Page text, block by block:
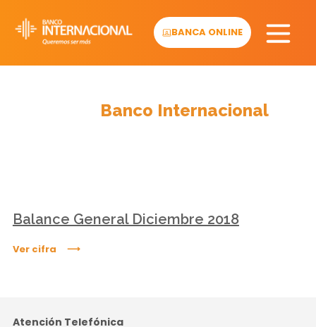
content
BANCA ONLINE
Banco Internacional
Balance General Diciembre 2018
Ver cifra
Atención Telefónica